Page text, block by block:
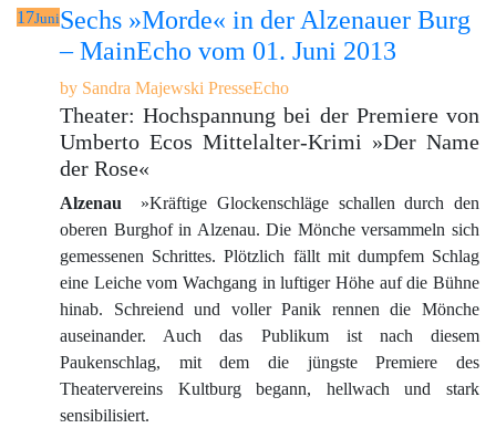
17JuniSechs »Morde« in der Alzenauer Burg
– MainEcho vom 01. Juni 2013
by Sandra Majewski PresseEcho
Theater: Hochspannung bei der Premiere von
Umberto Ecos Mittelalter-Krimi »Der Name
der Rose«
Alzenau »Kräftige Glockenschläge schallen durch den
oberen Burghof in Alzenau. Die Mönche versammeln sich
gemessenen Schrittes. Plötzlich fällt mit dumpfem Schlag
eine Leiche vom Wachgang in luftiger Höhe auf die Bühne
hinab. Schreiend und voller Panik rennen die Mönche
auseinander. Auch das Publikum ist nach diesem
Paukenschlag, mit dem die jüngste Premiere des
Theatervereins Kultburg begann, hellwach und stark
sensibilisiert.